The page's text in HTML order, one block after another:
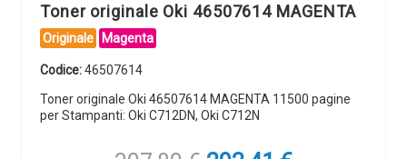
Toner originale Oki 46507614 MAGENTA
Originale Magenta
Codice:46507614
Toner originale Oki 46507614 MAGENTA 11500 pagine
per Stampanti: Oki C712DN, Oki C712N